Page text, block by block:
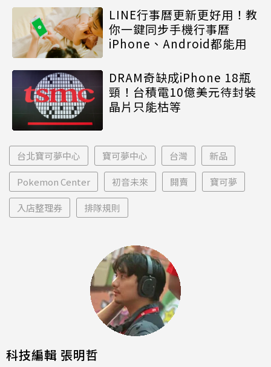
LINE行事曆更新更好用！教
你一鍵同步手機行事曆
iPhone、Android都能用
DRAM奇缺成iPhone 18瓶
頸！台積電10億美元待封裝
晶片只能枯等
台北寶可夢中心 寶可夢中心 台灣 新品
Pokemon Center 初音未來 開賣 寶可夢
入店整理券 排隊規則
科技編輯 張明哲